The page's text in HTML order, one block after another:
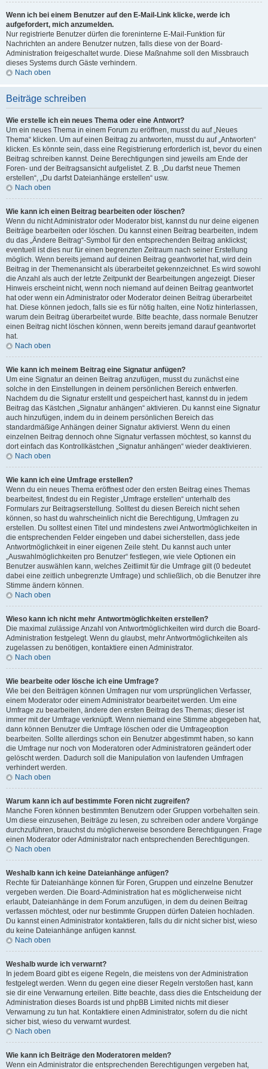
Wenn ich bei einem Benutzer auf den E-Mail-Link klicke, werde ich
aufgefordert, mich anzumelden.
Nur registrierte Benutzer dürfen die foreninterne E-Mail-Funktion für
Nachrichten an andere Benutzer nutzen, falls diese von der Board-
Administration freigeschaltet wurde. Diese Maßnahme soll den Missbrauch
dieses Systems durch Gäste verhindern.
Nach oben
Beiträge schreiben
Wie erstelle ich ein neues Thema oder eine Antwort?
Um ein neues Thema in einem Forum zu eröffnen, musst du auf „Neues
Thema“ klicken. Um auf einen Beitrag zu antworten, musst du auf „Antworten“
klicken. Es könnte sein, dass eine Registrierung erforderlich ist, bevor du einen
Beitrag schreiben kannst. Deine Berechtigungen sind jeweils am Ende der
Foren- und der Beitragsansicht aufgelistet. Z. B. „Du darfst neue Themen
erstellen“, „Du darfst Dateianhänge erstellen“ usw.
Nach oben
Wie kann ich einen Beitrag bearbeiten oder löschen?
Wenn du nicht Administrator oder Moderator bist, kannst du nur deine eigenen
Beiträge bearbeiten oder löschen. Du kannst einen Beitrag bearbeiten, indem
du das „Ändere Beitrag“-Symbol für den entsprechenden Beitrag anklickst;
eventuell ist dies nur für einen begrenzten Zeitraum nach seiner Erstellung
möglich. Wenn bereits jemand auf deinen Beitrag geantwortet hat, wird dein
Beitrag in der Themenansicht als überarbeitet gekennzeichnet. Es wird sowohl
die Anzahl als auch der letzte Zeitpunkt der Bearbeitungen angezeigt. Dieser
Hinweis erscheint nicht, wenn noch niemand auf deinen Beitrag geantwortet
hat oder wenn ein Administrator oder Moderator deinen Beitrag überarbeitet
hat. Diese können jedoch, falls sie es für nötig halten, eine Notiz hinterlassen,
warum dein Beitrag überarbeitet wurde. Bitte beachte, dass normale Benutzer
einen Beitrag nicht löschen können, wenn bereits jemand darauf geantwortet
hat.
Nach oben
Wie kann ich meinem Beitrag eine Signatur anfügen?
Um eine Signatur an deinen Beitrag anzufügen, musst du zunächst eine
solche in den Einstellungen in deinem persönlichen Bereich entwerfen.
Nachdem du die Signatur erstellt und gespeichert hast, kannst du in jedem
Beitrag das Kästchen „Signatur anhängen“ aktivieren. Du kannst eine Signatur
auch hinzufügen, indem du in deinem persönlichen Bereich das
standardmäßige Anhängen deiner Signatur aktivierst. Wenn du einen
einzelnen Beitrag dennoch ohne Signatur verfassen möchtest, so kannst du
dort einfach das Kontrollkästchen „Signatur anhängen“ wieder deaktivieren.
Nach oben
Wie kann ich eine Umfrage erstellen?
Wenn du ein neues Thema eröffnest oder den ersten Beitrag eines Themas
bearbeitest, findest du ein Register „Umfrage erstellen“ unterhalb des
Formulars zur Beitragserstellung. Solltest du diesen Bereich nicht sehen
können, so hast du wahrscheinlich nicht die Berechtigung, Umfragen zu
erstellen. Du solltest einen Titel und mindestens zwei Antwortmöglichkeiten in
die entsprechenden Felder eingeben und dabei sicherstellen, dass jede
Antwortmöglichkeit in einer eigenen Zeile steht. Du kannst auch unter
„Auswahlmöglichkeiten pro Benutzer“ festlegen, wie viele Optionen ein
Benutzer auswählen kann, welches Zeitlimit für die Umfrage gilt (0 bedeutet
dabei eine zeitlich unbegrenzte Umfrage) und schließlich, ob die Benutzer ihre
Stimme ändern können.
Nach oben
Wieso kann ich nicht mehr Antwortmöglichkeiten erstellen?
Die maximal zulässige Anzahl von Antwortmöglichkeiten wird durch die Board-
Administration festgelegt. Wenn du glaubst, mehr Antwortmöglichkeiten als
zugelassen zu benötigen, kontaktiere einen Administrator.
Nach oben
Wie bearbeite oder lösche ich eine Umfrage?
Wie bei den Beiträgen können Umfragen nur vom ursprünglichen Verfasser,
einem Moderator oder einem Administrator bearbeitet werden. Um eine
Umfrage zu bearbeiten, ändere den ersten Beitrag des Themas; dieser ist
immer mit der Umfrage verknüpft. Wenn niemand eine Stimme abgegeben hat,
dann können Benutzer die Umfrage löschen oder die Umfrageoption
bearbeiten. Sollte allerdings schon ein Benutzer abgestimmt haben, so kann
die Umfrage nur noch von Moderatoren oder Administratoren geändert oder
gelöscht werden. Dadurch soll die Manipulation von laufenden Umfragen
verhindert werden.
Nach oben
Warum kann ich auf bestimmte Foren nicht zugreifen?
Manche Foren können bestimmten Benutzern oder Gruppen vorbehalten sein.
Um diese einzusehen, Beiträge zu lesen, zu schreiben oder andere Vorgänge
durchzuführen, brauchst du möglicherweise besondere Berechtigungen. Frage
einen Moderator oder Administrator nach entsprechenden Berechtigungen.
Nach oben
Weshalb kann ich keine Dateianhänge anfügen?
Rechte für Dateianhänge können für Foren, Gruppen und einzelne Benutzer
vergeben werden. Die Board-Administration hat es möglicherweise nicht
erlaubt, Dateianhänge in dem Forum anzufügen, in dem du deinen Beitrag
verfassen möchtest, oder nur bestimmte Gruppen dürfen Dateien hochladen.
Du kannst einen Administrator kontaktieren, falls du dir nicht sicher bist, wieso
du keine Dateianhänge anfügen kannst.
Nach oben
Weshalb wurde ich verwarnt?
In jedem Board gibt es eigene Regeln, die meistens von der Administration
festgelegt werden. Wenn du gegen eine dieser Regeln verstoßen hast, kann
sie dir eine Verwarnung erteilen. Bitte beachte, dass dies die Entscheidung der
Administration dieses Boards ist und phpBB Limited nichts mit dieser
Verwarnung zu tun hat. Kontaktiere einen Administrator, sofern du die nicht
sicher bist, wieso du verwarnt wurdest.
Nach oben
Wie kann ich Beiträge den Moderatoren melden?
Wenn ein Administrator die entsprechenden Berechtigungen vergeben hat,